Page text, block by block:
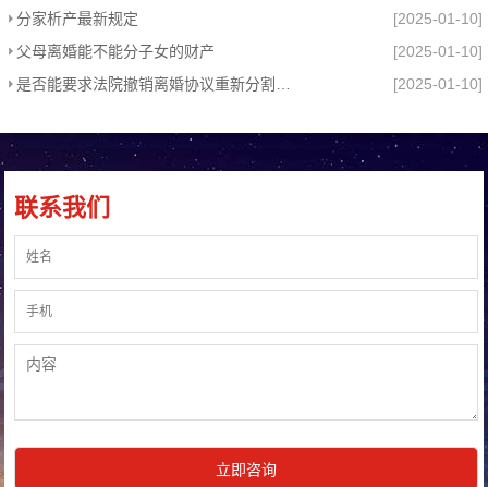
分家析产最新规定
[2025-01-10]
父母离婚能不能分子女的财产
[2025-01-10]
是否能要求法院撤销离婚协议重新分割财产
[2025-01-10]
联系我们